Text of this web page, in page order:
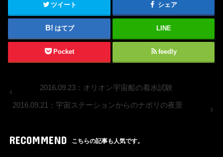
ツイート シェア
はてブ LINE
Pocket feedly
2016.09.23：オリオン宇宙船の着水試験
2016.09.21：宇宙ステーションからのナポリの夜景
RECOMMEND こちらの記事も人気です。